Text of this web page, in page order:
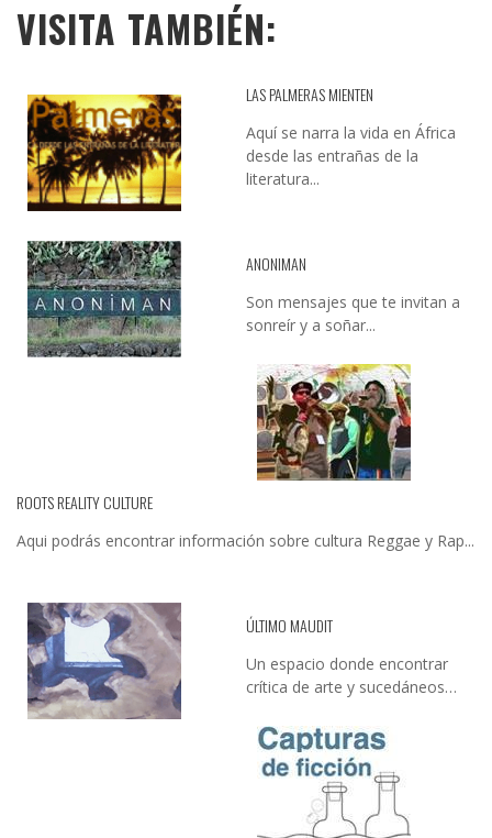
VISITA TAMBIÉN:
LAS PALMERAS MIENTEN
Aquí se narra la vida en África
desde las entrañas de la
literatura...
ANONIMAN
Son mensajes que te invitan a
sonreír y a soñar...
ROOTS REALITY CULTURE
Aqui podrás encontrar información sobre cultura Reggae y Rap...
ÚLTIMO MAUDIT
Un espacio donde encontrar
crítica de arte y sucedáneos…